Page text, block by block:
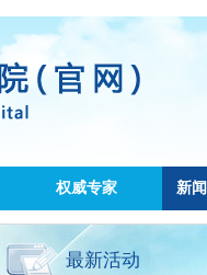
权威专家 新
最新活动